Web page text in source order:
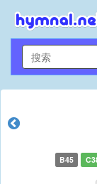
B45